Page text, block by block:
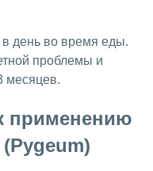
день во время еды.
проблемы и
месяцев.
применению